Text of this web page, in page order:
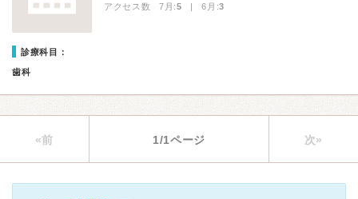
アクセス数 7月:5 | 6月:3
診療科目：
歯科
«前 1/1ページ 次»